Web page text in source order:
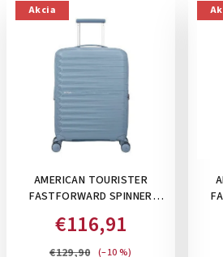
Akcia
AMERICAN TOURISTER
FASTFORWARD SPINNER
PRÍRUČNÝ KUFOR ,
ROZŠÍRITEĽNÝ NA 44 L: STEEL
€116,91
€129,90 (–10 %)